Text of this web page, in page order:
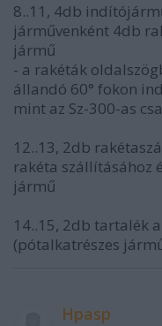
8..11, 4db
járművenként 4db
jármű
- a rakéták
állandó 60° fokon
mint az Sz-300-as
12..13, 2db
rakéta szállításához
jármű
14..15, 2db tartalék
(pótalkatrészes
Hpasp